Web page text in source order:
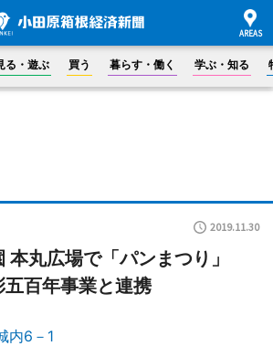
る・遊ぶ 買う 暮らす・働く 学ぶ・知る
2019.11.30
本丸広場で「パンまつり」
百年事業と連携
内6－1